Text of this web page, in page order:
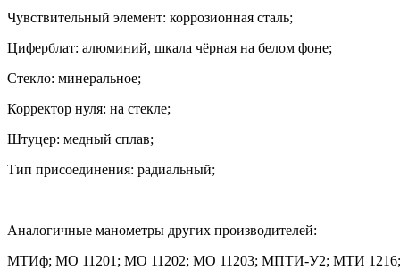
Чувствительный элемент: коррозионная сталь;
Циферблат: алюминий, шкала чёрная на белом фоне;
Стекло: минеральное;
Корректор нуля: на стекле;
Штуцер: медный сплав;
Тип присоединения: радиальный;
Аналогичные манометры других производителей:
МТИф; МО 11201; МО 11202; МО 11203; МПТИ-У2; МТИ 1216;